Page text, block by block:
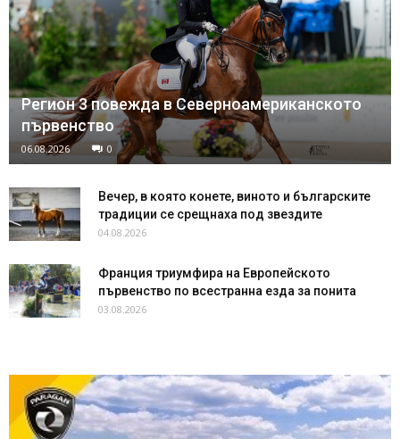
Регион 3 повежда в Северноамериканското
първенство
06.08.2026 0
Вечер, в която конете, виното и българските
традиции се срещнаха под звездите
04.08.2026
Франция триумфира на Европейското
първенство по всестранна езда за понита
03.08.2026